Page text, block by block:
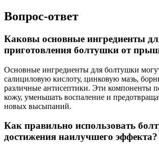
Вопрос-ответ
Каковы основные ингредиенты
приготовления болтушки от
Основные ингредиенты для болтушки
салициловую кислоту, цинковую мазь,
различные антисептики. Эти компоненты
кожу, уменьшать воспаление и
новых высыпаний.
Как правильно использовать
достижения наилучшего эффекта?